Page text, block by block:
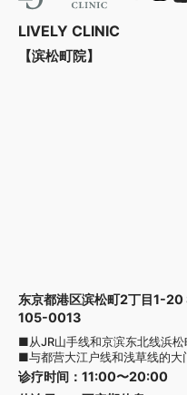
LIVELY CLINIC
【滨松町院】
东京都港区滨松町2丁目1-20
105-0013
■从JR山手线和京滨东北线浜松
■与都营大江户线和浅草线的大
诊疗时间 ： 11:00〜20:00